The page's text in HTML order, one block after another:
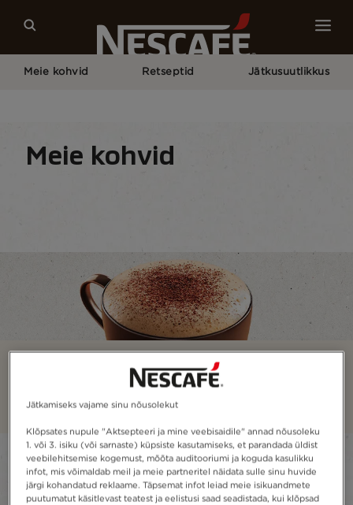
Meie kohvid Retseptid Jätkusuutlikkus
Meie kohvid
Cappuccino
Filter
4 tooted Sort:Enim soovitatud
Jätkamiseks vajame sinu nõusolekut
Klõpsates nupule "Aktsepteeri ja mine veebisaidile" annad nõusoleku
1. või 3. isiku (või sarnaste) küpsiste kasutamiseks, et parandada üldist
veebilehitsemise kogemust, mõõta auditooriumi ja koguda kasulikku
infot, mis võimaldab meil ja meie partneritel näidata sulle sinu huvide
järgi kohandatud reklaame. Täpsemat infot leiad meie isikuandmete
puutumatut käsitlevast teatest ja eelistusi saad seadistada, kui klõpsad